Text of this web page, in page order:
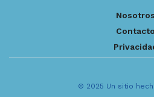
Nosotros
Contacto
© 2025 Un sitio